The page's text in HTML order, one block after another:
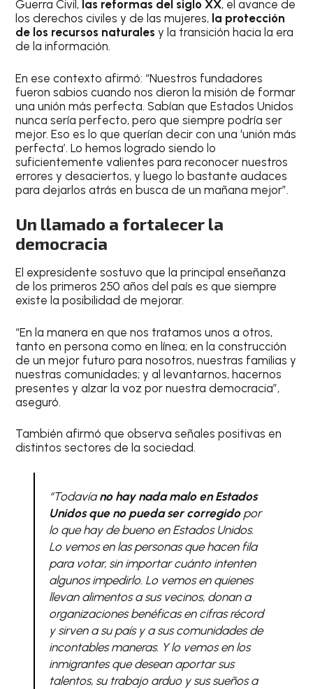
Guerra Civil, las reformas del siglo XX, el avance de
los derechos civiles y de las mujeres, la protección
de los recursos naturales y la transición hacia la era
de la información.
En ese contexto afirmó: “Nuestros fundadores
fueron sabios cuando nos dieron la misión de formar
una unión más perfecta. Sabían que Estados Unidos
nunca sería perfecto, pero que siempre podría ser
mejor. Eso es lo que querían decir con una ‘unión más
perfecta’. Lo hemos logrado siendo lo
suficientemente valientes para reconocer nuestros
errores y desaciertos, y luego lo bastante audaces
para dejarlos atrás en busca de un mañana mejor”.
Un llamado a fortalecer la
democracia
El expresidente sostuvo que la principal enseñanza
de los primeros 250 años del país es que siempre
existe la posibilidad de mejorar.
“En la manera en que nos tratamos unos a otros,
tanto en persona como en línea; en la construcción
de un mejor futuro para nosotros, nuestras familias y
nuestras comunidades; y al levantarnos, hacernos
presentes y alzar la voz por nuestra democracia”,
aseguró.
También afirmó que observa señales positivas en
distintos sectores de la sociedad.
“Todavíano hay nada malo en Estados
Unidos que no pueda ser corregidopor
lo que hay de bueno en Estados Unidos.
Lo vemos en las personas que hacen fila
para votar, sin importar cuánto intenten
algunos impedirlo. Lo vemos en quienes
llevan alimentos a sus vecinos, donan a
organizaciones benéficas en cifras récord
y sirven a su país y a sus comunidades de
incontables maneras. Y lo vemos en los
inmigrantes que desean aportar sus
talentos, su trabajo arduo y sus sueños a